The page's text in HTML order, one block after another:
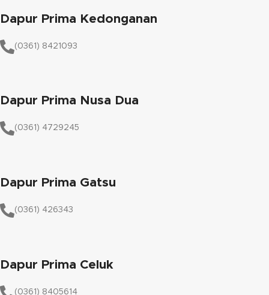
Dapur Prima Kedonganan
(0361) 8421093
Dapur Prima Nusa Dua
(0361) 4729245
Dapur Prima Gatsu
(0361) 426343
Dapur Prima Celuk
(0361) 8405614